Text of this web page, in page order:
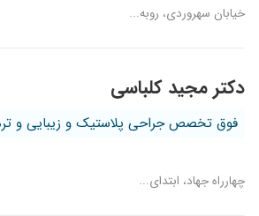
خیابان سهروردی، روبه...
دکتر مجید کلباسی
فوق تخصص جراحی پلاستیک و زیبایی و
چهارراه جهاد، ابتدای...